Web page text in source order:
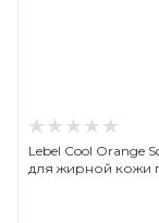
Lebel Cool Orange
для жирной кожи